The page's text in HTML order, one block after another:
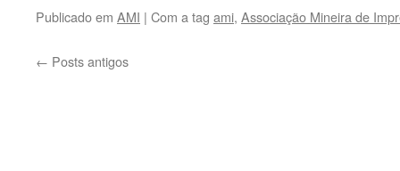
Publicado em AMI | Com a tag ami, Associação Mineira de
← Posts antigos